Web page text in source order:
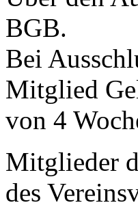
BGB.
Bei
Mitglied
von 4
Mitglieder
des